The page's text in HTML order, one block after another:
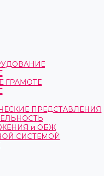
ГРАМОТЕ
ПРЕДСТАВЛЕНИЯ
и ОБЖ
СИСТЕМОЙ